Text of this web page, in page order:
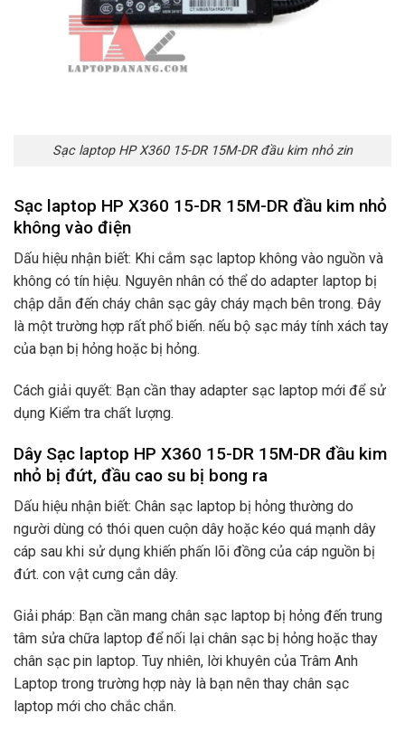
Sạc laptop HP X360 15-DR 15M-DR đầu kim nhỏ zin
Sạc laptop HP X360 15-DR 15M-DR đầu kim nhỏ
không vào điện
Dấu hiệu nhận biết: Khi cắm sạc laptop không vào nguồn và
không có tín hiệu. Nguyên nhân có thể do adapter laptop bị
chập dẫn đến cháy chân sạc gây cháy mạch bên trong. Đây
là một trường hợp rất phổ biến. nếu bộ sạc máy tính xách tay
của bạn bị hỏng hoặc bị hỏng.
Cách giải quyết: Bạn cần thay adapter sạc laptop mới để sử
dụng Kiểm tra chất lượng.
Dây Sạc laptop HP X360 15-DR 15M-DR đầu kim
nhỏ bị đứt, đầu cao su bị bong ra
Dấu hiệu nhận biết: Chân sạc laptop bị hỏng thường do
người dùng có thói quen cuộn dây hoặc kéo quá mạnh dây
cáp sau khi sử dụng khiến phấn lõi đồng của cáp nguồn bị
đứt. con vật cưng cắn dây.
Giải pháp: Bạn cần mang chân sạc laptop bị hỏng đến trung
tâm sửa chữa laptop để nối lại chân sạc bị hỏng hoặc thay
chân sạc pin laptop. Tuy nhiên, lời khuyên của Trâm Anh
Laptop trong trường hợp này là bạn nên thay chân sạc
laptop mới cho chắc chắn.